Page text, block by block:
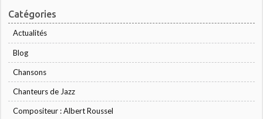
Catégories
Actualités
Blog
Chansons
Chanteurs de Jazz
Compositeur : Albert Roussel